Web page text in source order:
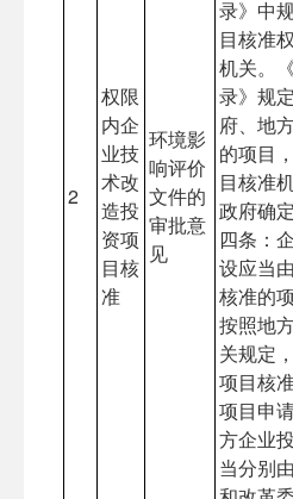
2
权限
内企
业技
术改
造投
资项
目核
准
环境影
响评价
文件的
审批意
见
录》中
目核准
机关。
录》规
府、地
的项目
目核准
政府确
四条：
设应当
核准的
按照地
关规定
项目核
项目申
方企业
当分别